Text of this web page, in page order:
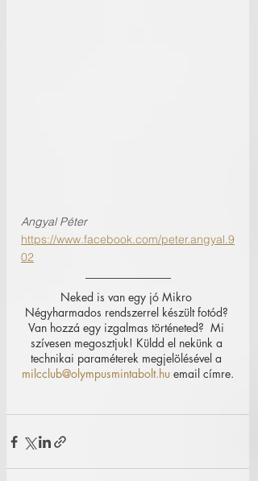
Angyal Péter
https://www.facebook.com/peter.angyal.9
02
Neked is van egy jó Mikro
Négyharmados rendszerrel készült fotód?
Van hozzá egy izgalmas történeted?  Mi
szívesen megosztjuk! Küldd el nekünk a
technikai paraméterek megjelölésével a
milcclub@olympusmintabolt.hu email címre.